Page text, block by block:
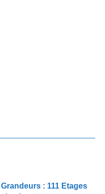
ការគណបក្សសង្គ្រោះជាតិខេត្ត
ដែលមានអ្នកចូលរួម
ទី១៧ ខែឧសភា ឆ្នាំ២០១៥។
: 111 Etages